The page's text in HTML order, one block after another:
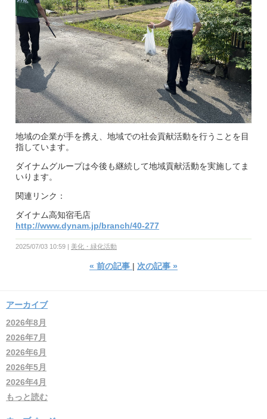
地域の企業が手を携え、地域での社会貢献活動を行うことを目
指しています。
ダイナムグループは今後も継続して地域貢献活動を実施してま
いります。
関連リンク：
ダイナム高知宿毛店
http://www.dynam.jp/branch/40-277
2025/07/03 10:59 美化・緑化活動
« 前の記事 次の記事 »
アーカイブ
2026年8月
2026年7月
2026年6月
2026年5月
2026年4月
もっと読む